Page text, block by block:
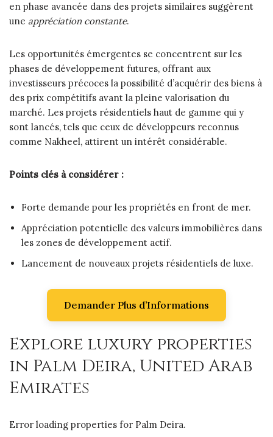
en phase avancée dans des projets similaires suggèrent
une appréciation constante.
Les opportunités émergentes se concentrent sur les
phases de développement futures, offrant aux
investisseurs précoces la possibilité d’acquérir des biens à
des prix compétitifs avant la pleine valorisation du
marché. Les projets résidentiels haut de gamme qui y
sont lancés, tels que ceux de développeurs reconnus
comme Nakheel, attirent un intérêt considérable.
Points clés à considérer :
Forte demande pour les propriétés en front de mer.
Appréciation potentielle des valeurs immobilières dans
les zones de développement actif.
Lancement de nouveaux projets résidentiels de luxe.
Demander Plus d’Informations
Explore luxury properties
in Palm Deira, United Arab
Emirates
Error loading properties for Palm Deira.